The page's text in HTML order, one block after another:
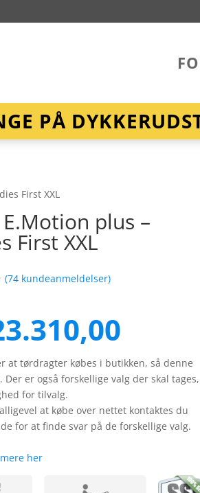
PÅ
First XXL
plus –
First XXL
(74kundeanmeldelser)
at tørdragter købes i butikken, så denne
Der er også forskellige valg der skal tages,
for tilvalg.
at købe over nettet kontaktes du
for at finde svar på de forskellige valg.
her